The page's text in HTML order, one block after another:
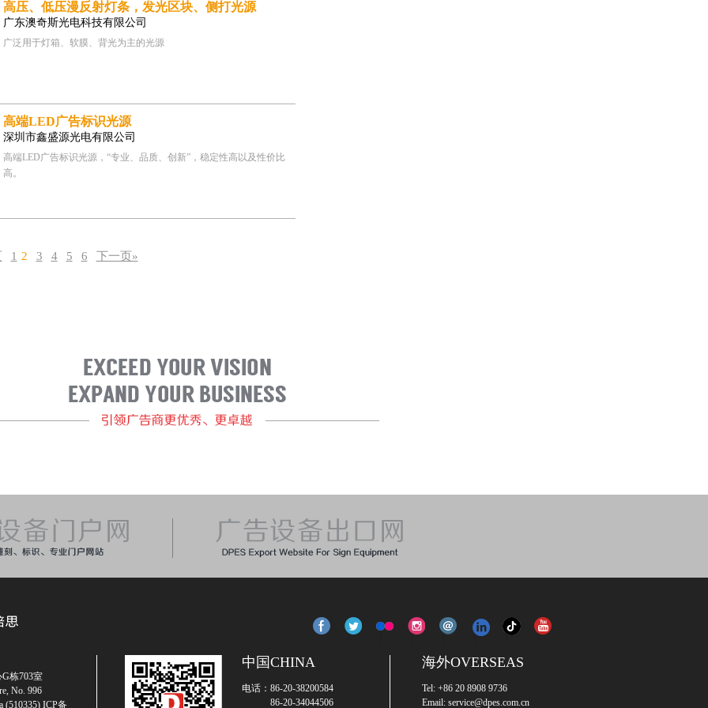
高压、低压漫反射灯条，发光区块、侧打光源
广东澳奇斯光电科技有限公司
广泛用于灯箱、软膜、背光为主的光源
高端LED广告标识光源
深圳市鑫盛源光电有限公司
高端LED广告标识光源，“专业、品质、创新”，稳定性高以及性价比
高。
1 2 3 4 5 6 下一页»
栋703室
No. 996
(510335) ICP备
中国CHINA
电话：86-20-38200584
86-20-34044506
海外OVERSEAS
Tel: +86 20 8908 9736
Email: service@dpes.com.cn